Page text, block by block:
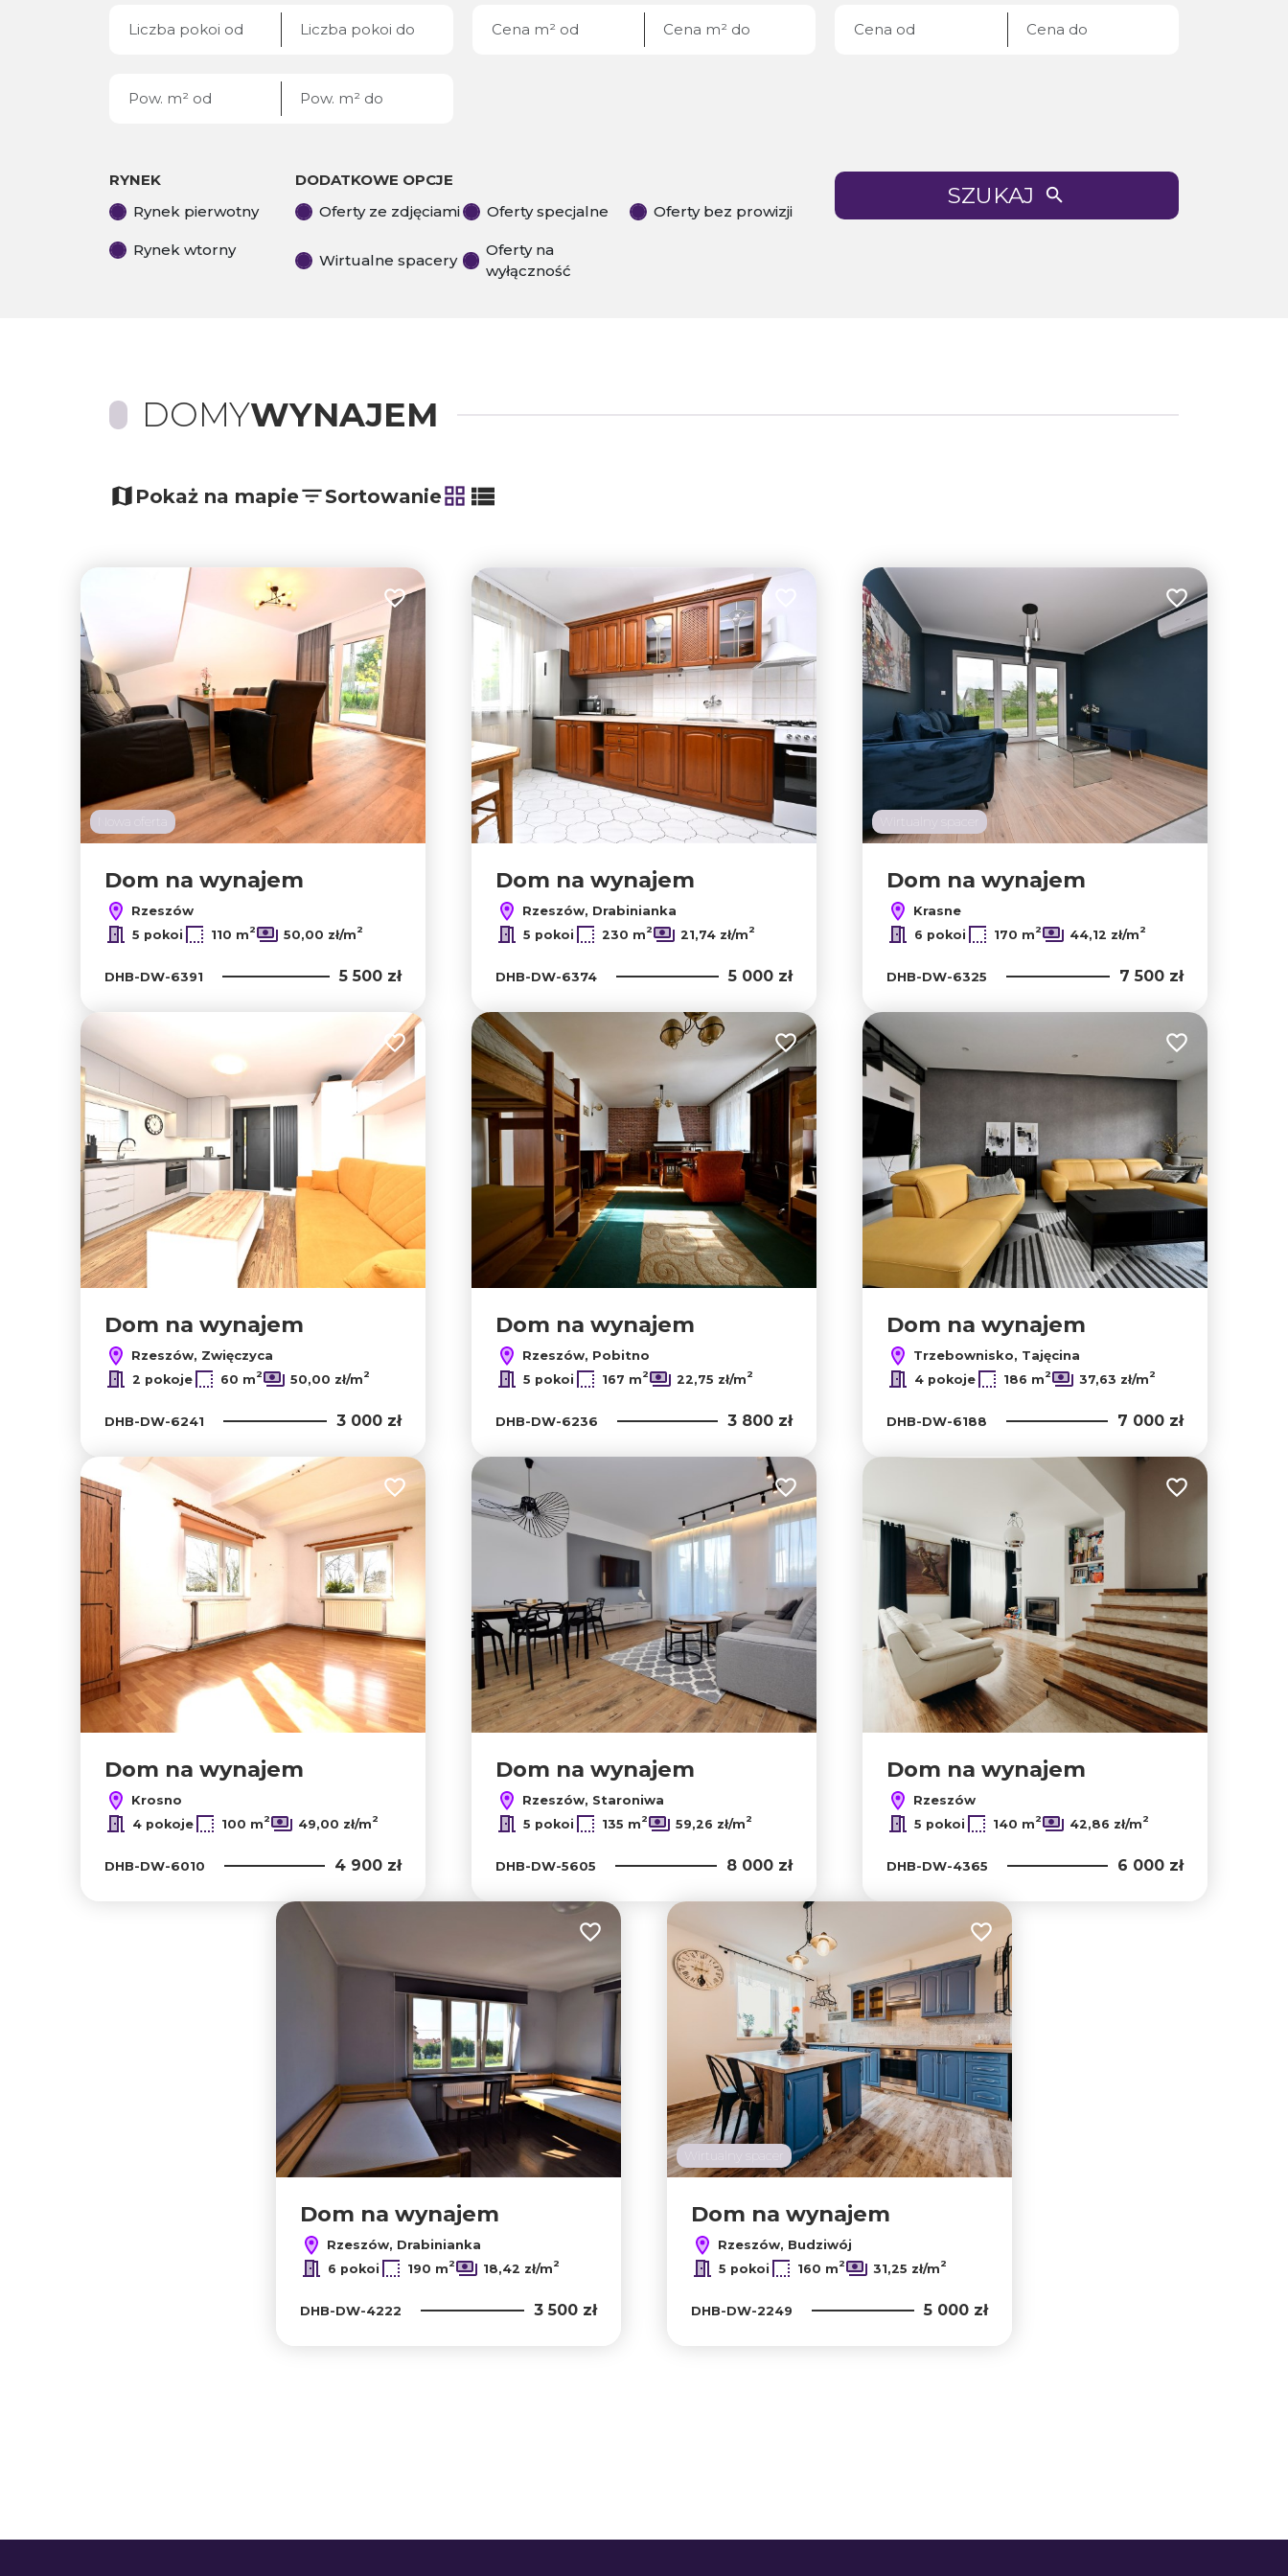
RYNEK
Rynek pierwotny
Rynek wtorny
DODATKOWE OPCJE
Oferty ze zdjęciami
Oferty specjalne Oferty bez prowizji
Wirtualne spacery
Oferty na
wyłączność
SZUKAJ
DOMYWYNAJEM
Pokaż na mapie Sortowanie
tabela
lista
Nowa oferta
Dodaj do ulubionych
Dom na wynajem
Rzeszów
5 pokoi 110 m2 50,00 zł/m2
DHB-DW-6391 5 500 zł
Dodaj do ulubionych
Dom na wynajem
Rzeszów, Drabinianka
5 pokoi 230 m2 21,74 zł/m2
DHB-DW-6374 5 000 zł
Wirtualny spacer
Dodaj do
Dom na wynajem
Krasne
6 pokoi 170 m2 44,12 zł/m2
DHB-DW-6325 7 500 zł
Dodaj do ulubionych
Dom na wynajem
Rzeszów, Zwięczyca
2 pokoje 60 m2 50,00 zł/m2
DHB-DW-6241 3 000 zł
Dodaj do ulubionych
Dom na wynajem
Rzeszów, Pobitno
5 pokoi 167 m2 22,75 zł/m2
DHB-DW-6236 3 800 zł
Dodaj do
Dom na wynajem
Trzebownisko, Tajęcina
4 pokoje 186 m2 37,63 zł/m2
DHB-DW-6188 7 000 zł
Dodaj do ulubionych
Dom na wynajem
Krosno
4 pokoje 100 m2 49,00 zł/m2
DHB-DW-6010 4 900 zł
Dodaj do ulubionych
Dom na wynajem
Rzeszów, Staroniwa
5 pokoi 135 m2 59,26 zł/m2
DHB-DW-5605 8 000 zł
Dodaj do
Dom na wynajem
Rzeszów
5 pokoi 140 m2 42,86 zł/m2
DHB-DW-4365 6 000 zł
Dodaj do ulubionych
Dom na wynajem
Rzeszów, Drabinianka
6 pokoi 190 m2 18,42 zł/m2
DHB-DW-4222 3 500 zł
Wirtualny spacer
Dodaj do ulubionych
Dom na wynajem
Rzeszów, Budziwój
5 pokoi 160 m2 31,25 zł/m2
DHB-DW-2249 5 000 zł